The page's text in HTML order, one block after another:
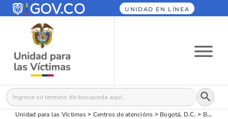
UNIDAD EN LÍNEA
Buscar: Botón
Unidad para las Víctimas> Centros de atencións > Bogotá, D.C. > Bogotá, D.C.